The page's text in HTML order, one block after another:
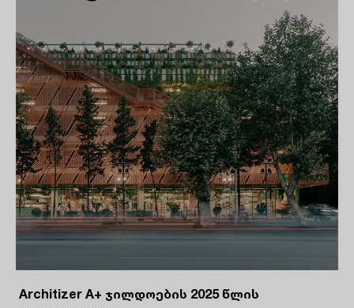
Architizer A+ ჯილდოების 2025 წლის